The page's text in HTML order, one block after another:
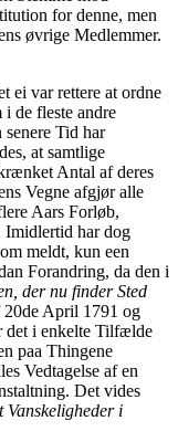
for denne, men
øvrige Medlemmer.
ei var rettere at ordne
de fleste andre
Tid har
at samtlige
Antal af deres
Vegne afgjør alle
Aars Forløb,
Imidlertid har dog
meldt, kun een
Forandring, da den i
der nu finder Sted
20de April 1791 og
det i enkelte Tilfælde
paa Thingene
Vedtagelse af en
Det vides
i